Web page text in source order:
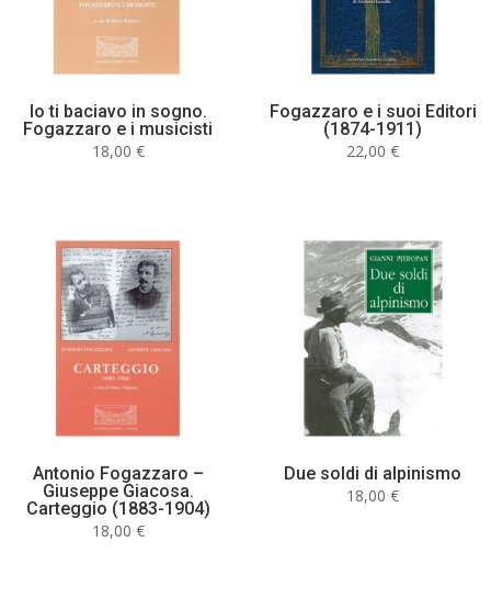
Io ti baciavo in sogno.
Fogazzaro e i musicisti
18,00 €
Fogazzaro e i suoi Editori
(1874-1911)
22,00€
Antonio Fogazzaro –
Giuseppe Giacosa.
Carteggio (1883-1904)
18,00 €
Due soldi di alpinismo
18,00€